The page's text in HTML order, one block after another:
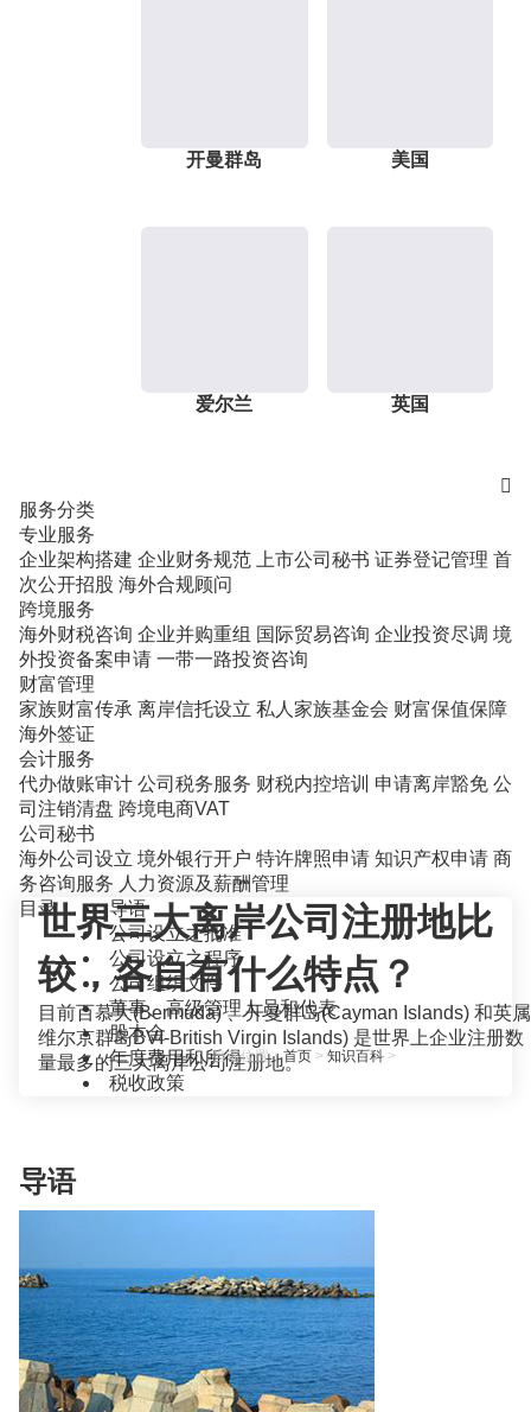
开曼群岛 美国
爱尔兰 英国

服务分类
专业服务
企业架构搭建 企业财务规范 上市公司秘书 证券登记管理 首
次公开招股 海外合规顾问
跨境服务
海外财税咨询 企业并购重组 国际贸易咨询 企业投资尽调 境
外投资备案申请 一带一路投资咨询
财富管理
家族财富传承 离岸信托设立 私人家族基金会 财富保值保障
海外签证
会计服务
代办做账审计 公司税务服务 财税内控培训 申请离岸豁免 公
司注销清盘 跨境电商VAT
公司秘书
海外公司设立 境外银行开户 特许牌照申请 知识产权申请 商
务咨询服务 人力资源及薪酬管理
当前位置：首页> 知识百科>
世界三大离岸公司注册地比
较，各自有什么特点？
目前百慕大(Bermuda) 、开曼群岛(Cayman Islands) 和英属
维尔京群岛BVI-British Virgin Islands) 是世界上企业注册数
量最多的三大离岸公司注册地。
目录
导语
公司设立之批准
公司设立之程序
公司组织文件
董事、高级管理人员和代表
股本金
年度费用和所得
税收政策
导语